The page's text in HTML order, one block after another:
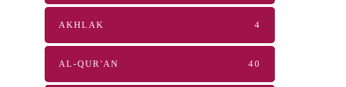
AKHLAK 4
AL-QUR'AN 40